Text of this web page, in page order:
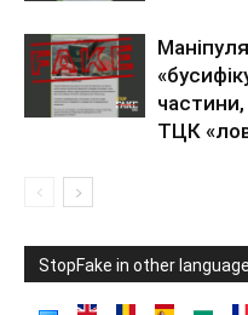
ТЦК
StopFake in other